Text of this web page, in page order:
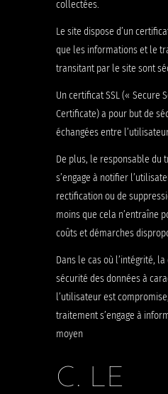
collectées.
Le site dispose d’un
que les informations et le
transitant par le site sont
Un certificat SSL (« Secure
Certificate) a pour but de
échangées entre
De plus, le responsable du
s’engage à notifier
rectification ou de
moins que cela n’entraîne
coûts et démarches
Dans le cas où l’intégrité,
sécurité des données à
l’utilisateur est
traitement s’engage à
moyen
C. LE